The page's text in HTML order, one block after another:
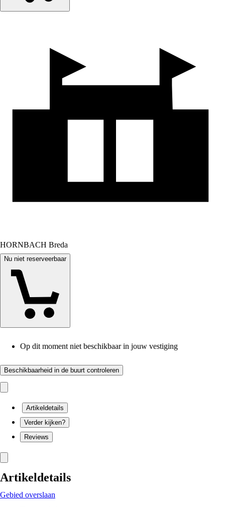
HORNBACH Breda
Nu niet reserveerbaar
Op dit moment niet beschikbaar in jouw vestiging
Beschikbaarheid in de buurt controleren
Artikeldetails
Verder kijken?
Reviews
Artikeldetails
Gebied overslaan